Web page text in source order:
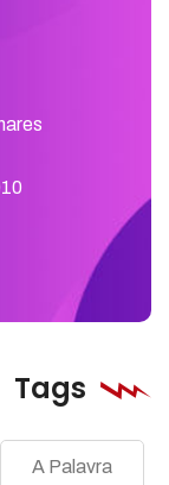
Tags
A Palavra